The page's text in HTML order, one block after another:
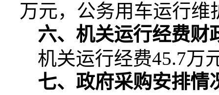
万元，公务用车运行维
六、机关运行经费财
机关运行经费45.7万
七、政府采购安排情